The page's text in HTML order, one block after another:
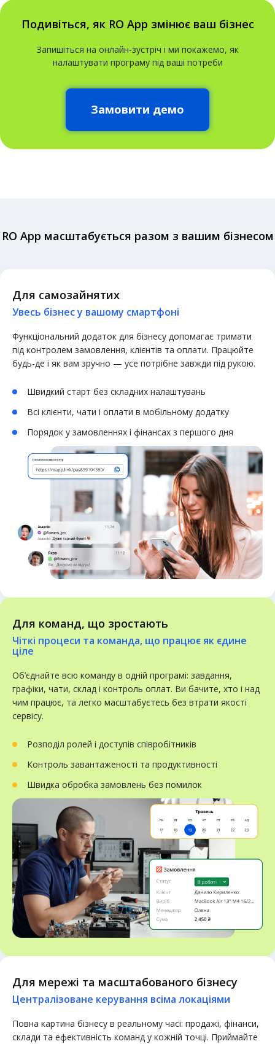
Подивіться, як RO App змінює ваш бізнес
Запишіться на онлайн-зустріч і ми покажемо, як
налаштувати програму під ваші потреби
Замовити демо
RO App масштабується разом з вашим бізнесом
Для самозайнятих
Увесь бізнес у вашому смартфоні
Функціональний додаток для бізнесу допомагає тримати
під контролем замовлення, клієнтів та оплати. Працюйте
будь-де і як вам зручно — усе потрібне завжди під рукою.
Швидкий старт без складних налаштувань
Всі клієнти, чати і оплати в мобільному додатку
Порядок у замовленнях і фінансах з першого дня
Для команд, що зростають
Чіткі процеси та команда, що працює як єдине
ціле
Об’єднайте всю команду в одній програмі: завдання,
графіки, чати, склад і контроль оплат. Ви бачите, хто і над
чим працює, та легко масштабуєтесь без втрати якості
сервісу.
Розподіл ролей і доступів співробітників
Контроль завантаженості та продуктивності
Швидка обробка замовлень без помилок
Для мережі та масштабованого бізнесу
Централізоване керування всіма локаціями
Повна картина бізнесу в реальному часі: продажі, фінанси,
склади та ефективність команд у кожній точці. Приймайте